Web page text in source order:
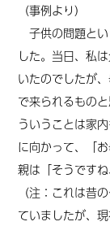
（事例より）
子供の問題と
した。当日、私
いたのでしたが
で来られるもの
ういうことは家
に向かって、「
親は「そうです
（注：これは昔
ていましたが、